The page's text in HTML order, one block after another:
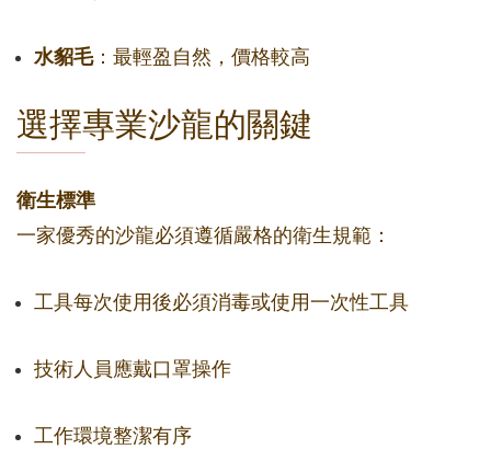
水貂毛：最輕盈自然，價格較高
選擇專業沙龍的關鍵
衛生標準
一家優秀的沙龍必須遵循嚴格的衛生規範：
工具每次使用後必須消毒或使用一次性工具
技術人員應戴口罩操作
工作環境整潔有序